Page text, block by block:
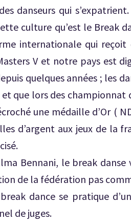
danseurs qui
culture qu’est le Break
internationale qui reçoit
V et notre pays est
quelques années ; les
que lors des championnat
une médaille d’Or (
d’argent aux jeux de la
Bennani, le break
de la fédération pas
dance se pratique
de juges.